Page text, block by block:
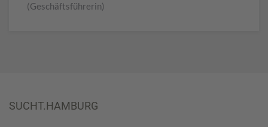
(Geschäftsführerin)
SUCHT.HAMBURG